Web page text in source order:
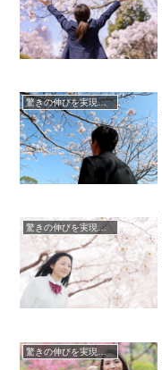
驚きの伸びを実現｜先輩列伝
驚きの伸びを実現｜先輩列伝
驚きの伸びを実現｜先輩列伝